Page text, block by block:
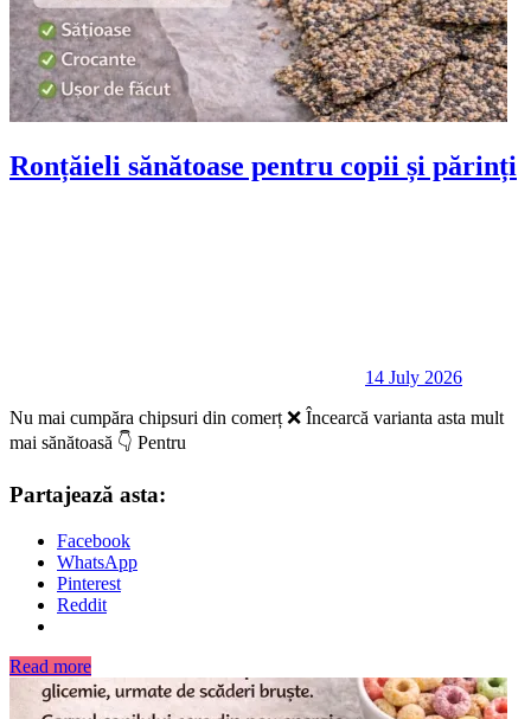
Ronțăieli sănătoase pentru copii și părinți
14 July 2026
Nu mai cumpăra chipsuri din comerț ❌ Încearcă varianta asta mult
mai sănătoasă 👇 Pentru
Partajează asta:
Facebook
WhatsApp
Pinterest
Reddit
Read more